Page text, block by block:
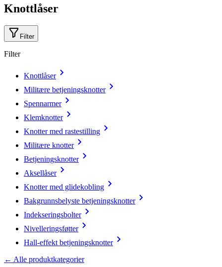
Knottlåser
Filter
Filter
Knottlåser
Militære betjeningsknotter
Spennarmer
Klemknotter
Knotter med rastestilling
Militære knotter
Betjeningsknotter
Aksellåser
Knotter med glidekobling
Bakgrunnsbelyste betjeningsknotter
Indekseringsbolter
Nivelleringsføtter
Hall-effekt betjeningsknotter
← Alle produktkategorier